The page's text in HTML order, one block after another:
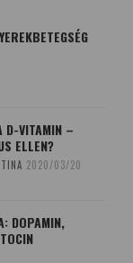
D-VITAMIN –
ELLEN?
2020/03/20
DOPAMIN,